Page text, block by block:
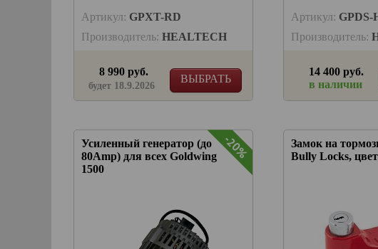
Артикул: GPXT-RD
Производитель: HEALTECH
ВЫБРАТЬ
8 990 руб.
будет 18.9.2026
Артикул: GPDS-
Производитель:
14 400 руб.
в наличии
Усиленный генератор (до
80Amp) для всех Goldwing
1500
-20%
Замок на
Bully Locks,